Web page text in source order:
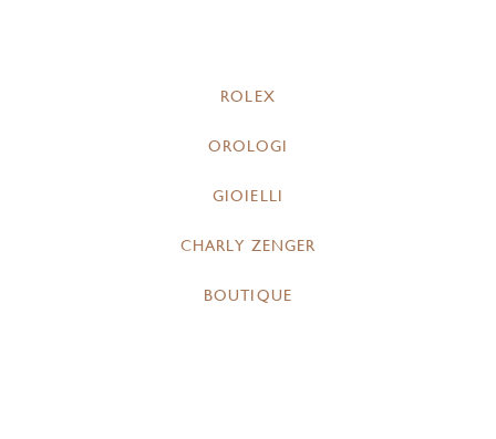
ROLEX
OROLOGI
GIOIELLI
CHARLY ZENGER
BOUTIQUE